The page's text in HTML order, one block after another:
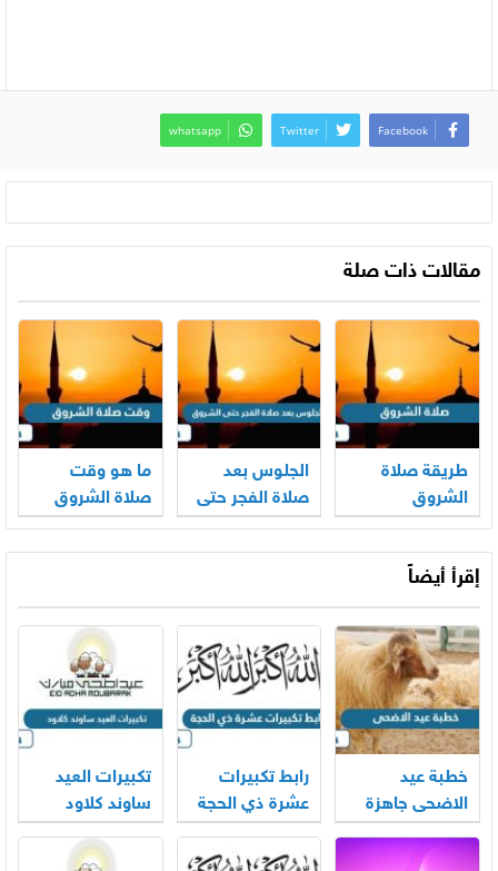
Facebook
Twitter
whatsapp
مقالات ذات صلة
طريقة صلاة
الشروق
الجلوس بعد
صلاة الفجر حتى
الشروق
ما هو وقت
صلاة الشروق
إقرأ أيضاً
خطبة عيد
الاضحى جاهزة
2026
رابط تكبيرات
عشرة ذي الحجة
mp3 بجودة
عالية 2026
تكبيرات العيد
ساوند كلاود
بجودة عالية